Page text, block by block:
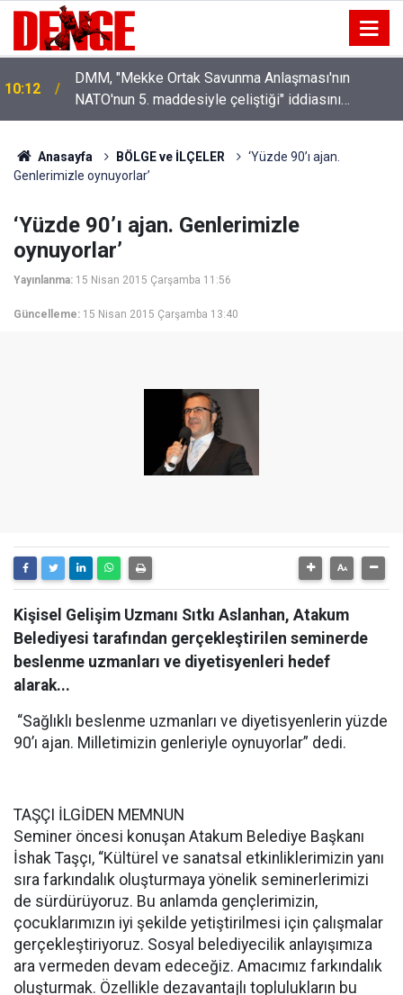
10:12
DMM, "Mekke Ortak Savunma Anlaşması'nın
NATO'nun 5. maddesiyle çeliştiği" iddiasını
yalanladı
Anasayfa BÖLGE ve İLÇELER
‘Yüzde 90’ı ajan.
Genlerimizle oynuyorlar’
‘Yüzde 90’ı ajan. Genlerimizle
oynuyorlar’
Yayınlanma: 15 Nisan 2015 Çarşamba 11:56
Güncelleme: 15 Nisan 2015 Çarşamba 13:40
Kişisel Gelişim Uzmanı Sıtkı Aslanhan, Atakum
Belediyesi tarafından gerçekleştirilen seminerde
beslenme uzmanları ve diyetisyenleri hedef
alarak...
“Sağlıklı beslenme uzmanları ve diyetisyenlerin yüzde
90’ı ajan. Milletimizin genleriyle oynuyorlar” dedi.
TAŞÇI İLGİDEN MEMNUN
Seminer öncesi konuşan Atakum Belediye Başkanı
İshak Taşçı, “Kültürel ve sanatsal etkinliklerimizin yanı
sıra farkındalık oluşturmaya yönelik seminerlerimizi
de sürdürüyoruz. Bu anlamda gençlerimizin,
çocuklarımızın iyi şekilde yetiştirilmesi için çalışmalar
gerçekleştiriyoruz. Sosyal belediyecilik anlayışımıza
ara vermeden devam edeceğiz. Amacımız farkındalık
oluşturmak. Özellikle dezavantajlı toplulukların bu